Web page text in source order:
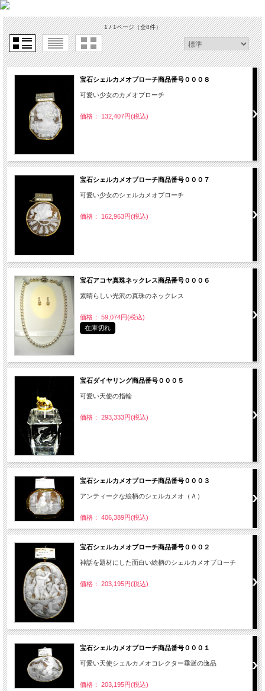
1 / 1ページ（全8件）
宝石シェルカメオブローチ商品番号０００８
可愛い少女のカメオブローチ
価格： 132,407円(税込)
宝石シェルカメオブローチ商品番号０００７
可愛い少女のシェルカメオブローチ
価格： 162,963円(税込)
宝石アコヤ真珠ネックレス商品番号０００６
素晴らしい光沢の真珠のネックレス
価格： 59,074円(税込)
在庫切れ
宝石ダイヤリング商品番号０００５
可愛い天使の指輪
価格： 293,333円(税込)
宝石シェルカメオブローチ商品番号０００３
アンティークな絵柄のシェルカメオ（Ａ）
価格： 406,389円(税込)
宝石シェルカメオブローチ商品番号０００２
神話を題材にした面白い絵柄のシェルカメオブローチ
価格： 203,195円(税込)
宝石シェルカメオブローチ商品番号０００１
可愛い天使シェルカメオコレクター垂涎の逸品
価格： 203,195円(税込)